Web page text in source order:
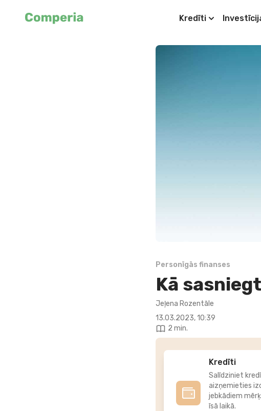
Kredīti
Personīgās finanses
Kā
Jeļena Rozentāle
13.03.2023, 10:39
2 min.
Kredīti
Salīdziniet
aizņemieties
jebkādiem
īsā laikā.